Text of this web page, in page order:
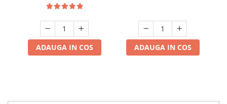
ADAUGA IN COS ADAUGA IN COS